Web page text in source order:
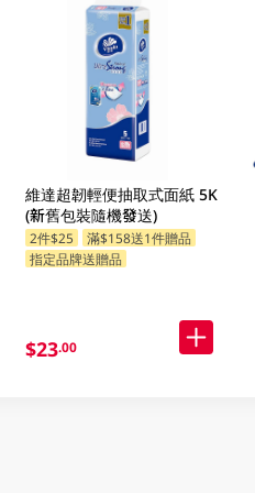
維達超韌輕便抽取式面紙 5K
(新舊包裝隨機發送)
2件$25
滿$158送1件贈品
指定品牌送贈品
$23.00